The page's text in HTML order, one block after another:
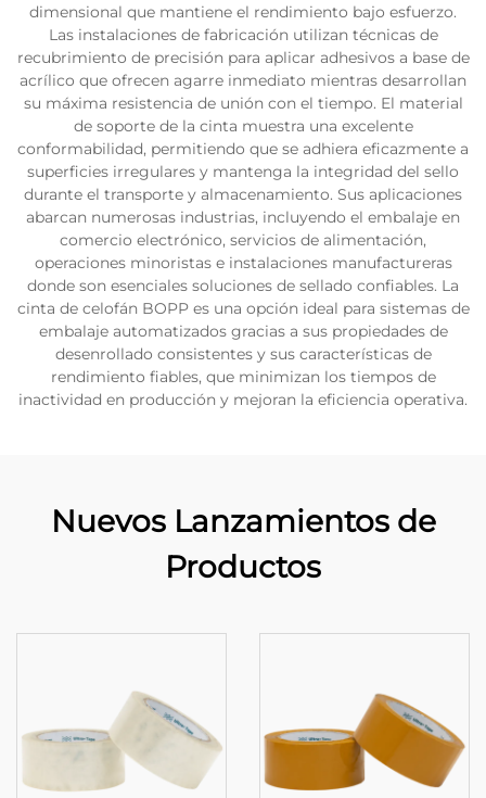
dimensional que mantiene el rendimiento bajo esfuerzo.
Las instalaciones de fabricación utilizan técnicas de
recubrimiento de precisión para aplicar adhesivos a base de
acrílico que ofrecen agarre inmediato mientras desarrollan
su máxima resistencia de unión con el tiempo. El material
de soporte de la cinta muestra una excelente
conformabilidad, permitiendo que se adhiera eficazmente a
superficies irregulares y mantenga la integridad del sello
durante el transporte y almacenamiento. Sus aplicaciones
abarcan numerosas industrias, incluyendo el embalaje en
comercio electrónico, servicios de alimentación,
operaciones minoristas e instalaciones manufactureras
donde son esenciales soluciones de sellado confiables. La
cinta de celofán BOPP es una opción ideal para sistemas de
embalaje automatizados gracias a sus propiedades de
desenrollado consistentes y sus características de
rendimiento fiables, que minimizan los tiempos de
inactividad en producción y mejoran la eficiencia operativa.
Nuevos Lanzamientos de
Productos